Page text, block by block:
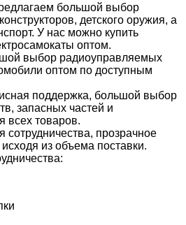
большой выбор
детского оружия, а
У нас можно купить
оптом.
выбор радиоуправляемых
оптом по доступным
поддержка, большой выбор
запасных частей и
всех товаров.
сотрудничества, прозрачное
из объема поставки.